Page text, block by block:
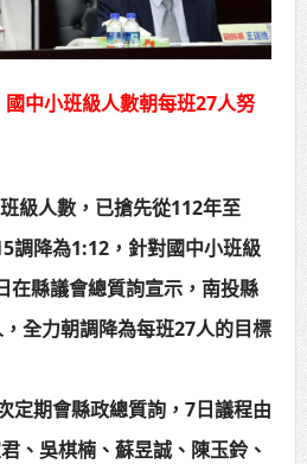
廟全國國中小學書
將官晉任 期勉精進
倒閣說」 喊推陳其
唐獎」得獎者及入
體系
中小班級人數朝每班27人努
級人數，已搶先從112年至
調降為1:12，針對國中小班級
在縣議會總質詢宣示，南投縣
全力朝調降為每班27人的目標
定期會縣政總質詢，7日議程由
、吳棋楠、蘇昱誠、陳玉鈴、